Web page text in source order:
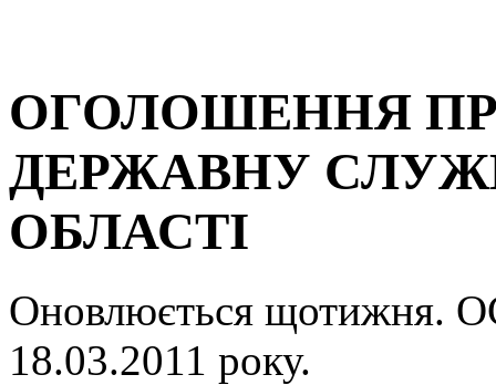
ОГОЛОШЕННЯ
ДЕРЖАВНУ
ОБЛАСТІ
Оновлюється
18.03.2011 року.